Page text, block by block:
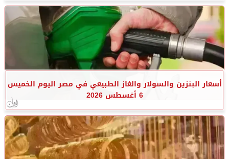
أسعار البنزين والسولار والغاز الطبيعي في مصر اليوم الخميس
6 أغسطس 2026